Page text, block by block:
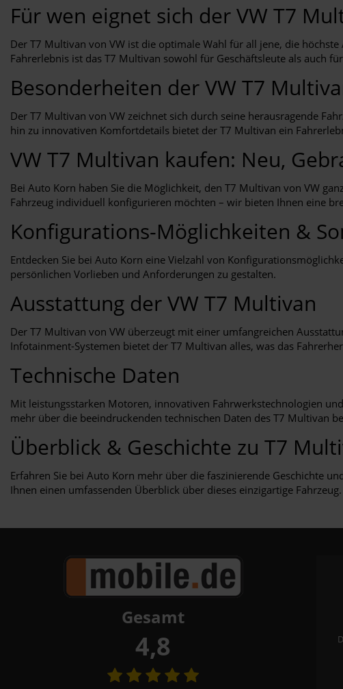
Für wen eignet sich der VW T7
Der T7 Multivan von VW ist die optimale Wahl für all jene, die
Fahrerlebnis ist das T7 Multivan sowohl für Geschäftsleute als auch
Besonderheiten der VW T7
Der T7 Multivan von VW zeichnet sich durch seine herausragende
hin zu innovativen Komfortdetails bietet der T7 Multivan ein
VW T7 Multivan kaufen: Neu,
Bei Auto Korn haben Sie die Möglichkeit, den T7 Multivan von VW
Fahrzeug individuell konfigurieren möchten – wir bieten Ihnen eine
Konfigurations-Möglichkeiten &
Entdecken Sie bei Auto Korn eine Vielzahl von
persönlichen Vorlieben und Anforderungen zu gestalten.
Ausstattung der VW T7 Multivan
Der T7 Multivan von VW überzeugt mit einer umfangreichen
Infotainment-Systemen bietet der T7 Multivan alles, was das
Technische Daten
Mit leistungsstarken Motoren, innovativen Fahrwerkstechnologien
mehr über die beeindruckenden technischen Daten des T7 Multivan
Überblick & Geschichte zu T7
Erfahren Sie bei Auto Korn mehr über die faszinierende Geschichte
Ihnen einen umfassenden Überblick über dieses einzigartige Fahrzeug.
Gesamt
4,8